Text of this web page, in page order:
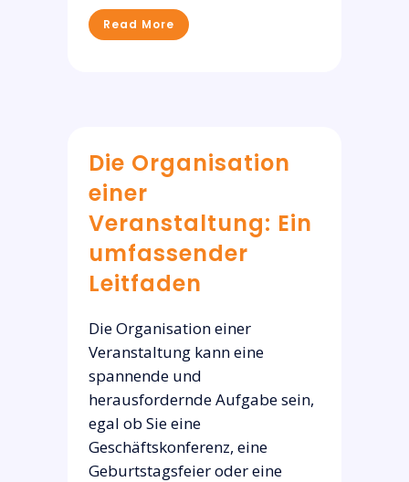
Read More
Die Organisation
einer
Veranstaltung: Ein
umfassender
Leitfaden
Die Organisation einer
Veranstaltung kann eine
spannende und
herausfordernde Aufgabe sein,
egal ob Sie eine
Geschäftskonferenz, eine
Geburtstagsfeier oder eine